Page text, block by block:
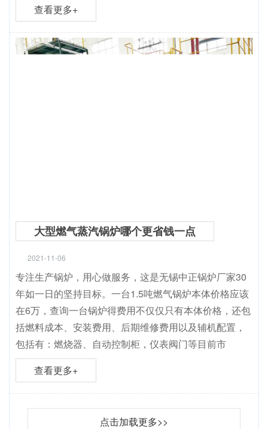
查看更多+
大型燃气蒸汽锅炉哪个更省钱一点
2021-11-06
专注生产锅炉，用心做服务，这是无锡中正锅炉厂家30
年如一日的坚持目标。一台1.5吨燃气锅炉本体价格应该
在6万，查询一台锅炉得费用不仅仅只有本体价格，还包
括燃料成本、安装费用、后期维修费用以及辅机配置，
包括有：燃烧器、自动控制柜，仪表阀门等目前市
查看更多+
点击加载更多>>